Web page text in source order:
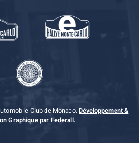
Club de Monaco.Développement &
Graphique par Federall.